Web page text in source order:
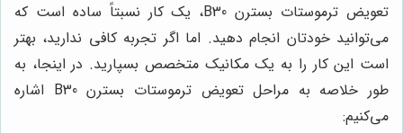
تعویض ترموستات بسترن B30، یک کار نسبتاً ساده است که
می‌توانید خودتان انجام دهید. اما اگر تجربه کافی ندارید، بهتر
است این کار را به یک مکانیک متخصص بسپارید. در اینجا، به
طور خلاصه به مراحل تعویض ترموستات بسترن B30 اشاره
می‌کنیم: